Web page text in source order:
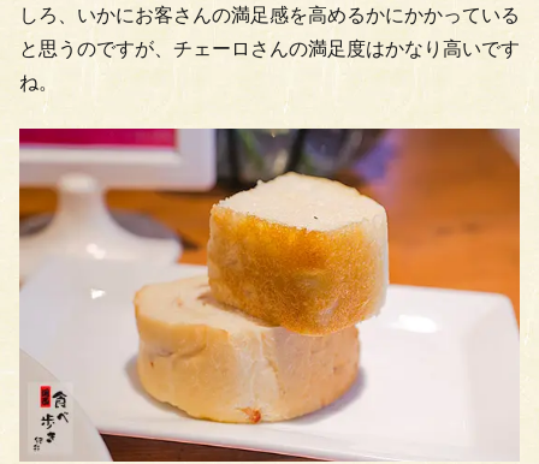
しろ、いかにお客さんの満足感を高めるかにかかっている
と思うのですが、チェーロさんの満足度はかなり高いです
ね。